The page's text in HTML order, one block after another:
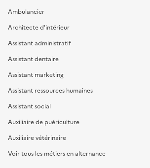
Ambulancier
Architecte d'intérieur
Assistant administratif
Assistant dentaire
Assistant marketing
Assistant ressources humaines
Assistant social
Auxiliaire de puériculture
Auxiliaire vétérinaire
Voir tous les métiers en alternance